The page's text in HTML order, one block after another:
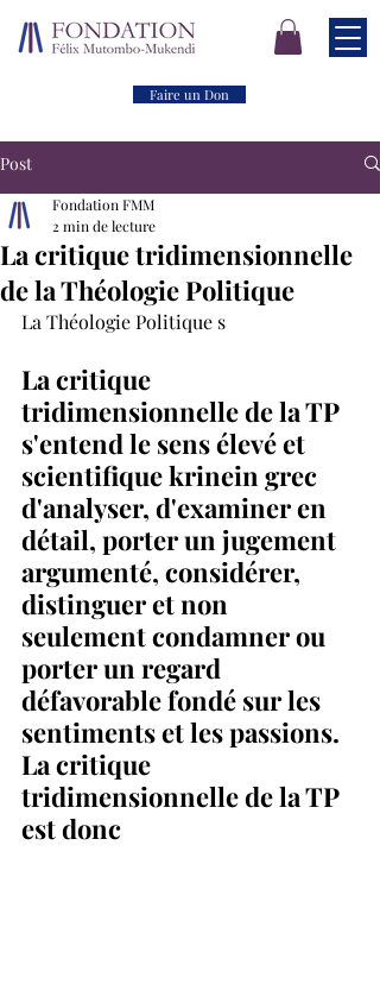
Faire un Don
Post
La critique tridimensionnelle
de la Théologie Politique
Fondation FMM
2 min de lecture
La Théologie Politique s
La critique
tridimensionnelle de la TP
s'entend le sens élevé et
scientifique krinein grec
d'analyser, d'examiner en
détail, porter un jugement
argumenté, considérer,
distinguer et non
seulement condamner ou
porter un regard
défavorable fondé sur les
sentiments et les passions.
La critique
tridimensionnelle de la TP
est donc